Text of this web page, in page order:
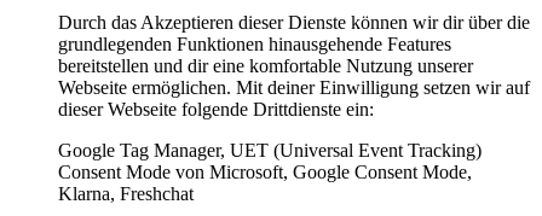
Durch das Akzeptieren dieser Dienste können wir dir über die
grundlegenden Funktionen hinausgehende Features
bereitstellen und dir eine komfortable Nutzung unserer
Webseite ermöglichen. Mit deiner Einwilligung setzen wir auf
dieser Webseite folgende Drittdienste ein:
Google Tag Manager, UET (Universal Event Tracking)
Consent Mode von Microsoft, Google Consent Mode,
Klarna, Freshchat